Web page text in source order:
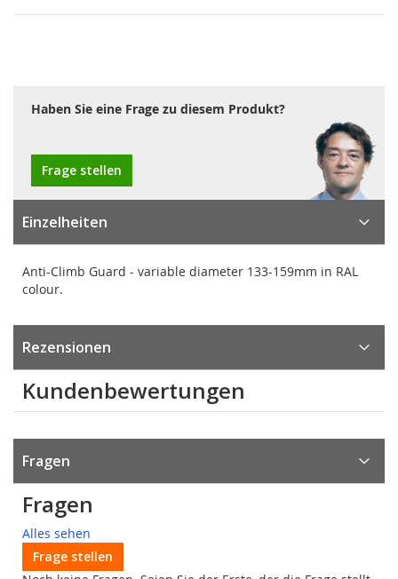
Haben Sie eine Frage zu diesem Produkt?
Frage stellen
Einzelheiten
Anti-Climb Guard - variable diameter 133-159mm in RAL
colour.
Rezensionen
Kundenbewertungen
Fragen
Fragen
Alles sehen
Frage stellen